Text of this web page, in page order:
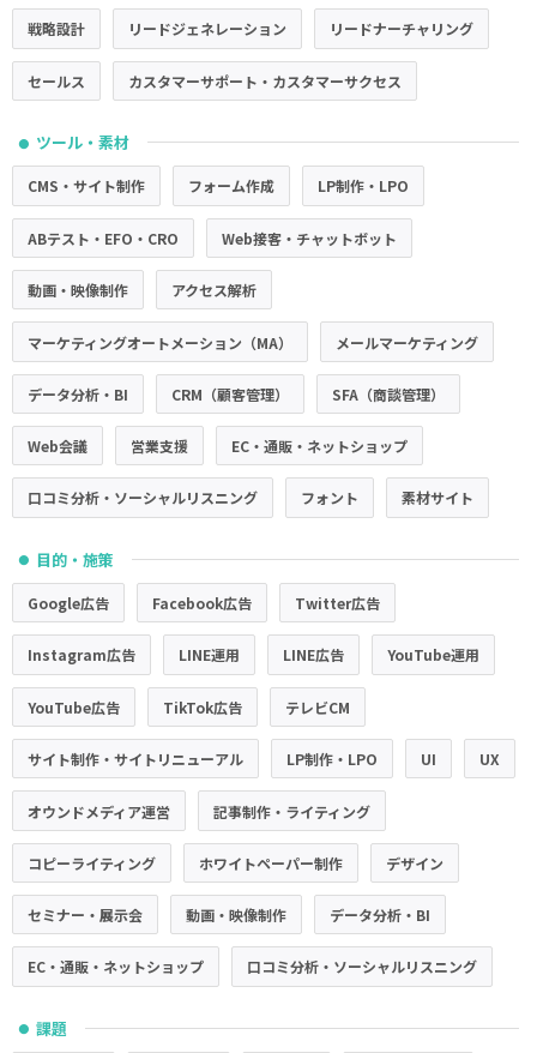
戦略設計 リードジェネレーション リードナーチャリング
セールス カスタマーサポート・カスタマーサクセス
● ツール・素材
CMS・サイト制作 フォーム作成 LP制作・LPO
ABテスト・EFO・CRO Web接客・チャットボット
動画・映像制作 アクセス解析
マーケティングオートメーション（MA） メールマーケティング
データ分析・BI CRM（顧客管理） SFA（商談管理）
Web会議 営業支援 EC・通販・ネットショップ
口コミ分析・ソーシャルリスニング フォント 素材サイト
● 目的・施策
Google広告 Facebook広告 Twitter広告
Instagram広告 LINE運用 LINE広告 YouTube運用
YouTube広告 TikTok広告 テレビCM
サイト制作・サイトリニューアル LP制作・LPO UI UX
オウンドメディア運営 記事制作・ライティング
コピーライティング ホワイトペーパー制作 デザイン
セミナー・展示会 動画・映像制作 データ分析・BI
EC・通販・ネットショップ 口コミ分析・ソーシャルリスニング
● 課題